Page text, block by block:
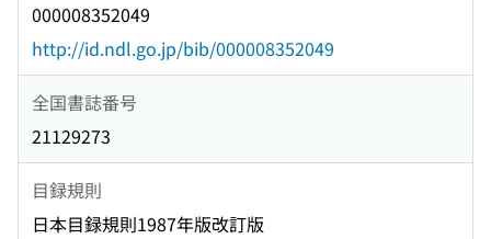
000008352049
http://id.ndl.go.jp/bib/000008352049
全国書誌番号
21129273
目録規則
日本目録規則1987年版改訂版